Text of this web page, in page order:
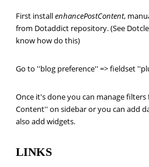
First installenhancePostContent,
from Dotaddict repository. (See
know how do this)
Go to ''blog preference'' => fieldset
Once it's done you can manage
Content'' on sidebar or you can add
also add widgets.
LINKS